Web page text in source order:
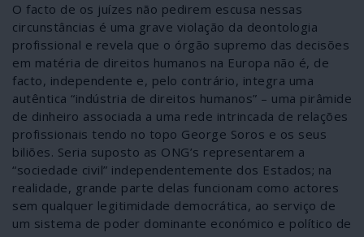
O facto de os juízes não pedirem escusa nessas
circunstâncias é uma grave violação da deontologia
profissional e revela que o órgão supremo das decisões
em matéria de direitos humanos na Europa não é, de
facto, independente e, pelo contrário, integra uma
autêntica “indústria de direitos humanos” – uma pirâmide
de dinheiro associada a uma rede intrincada de relações
profissionais tendo no topo George Soros e os seus
biliões. Seria suposto as ONG’s representarem a
“sociedade civil” independentemente dos Estados; na
realidade, grande parte delas funcionam como actores
sem qualquer legitimidade democrática, ao serviço de
um sistema de poder dominante económico e político de